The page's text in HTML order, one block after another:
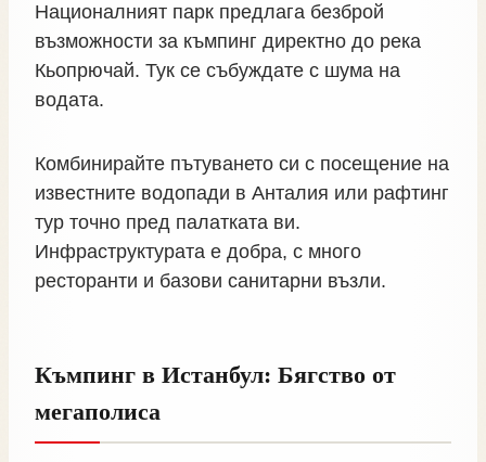
Националният парк предлага безброй
възможности за къмпинг директно до река
Кьопрючай. Тук се събуждате с шума на
водата.
Комбинирайте пътуването си с посещение на
известните водопади в Анталия или рафтинг
тур точно пред палатката ви.
Инфраструктурата е добра, с много
ресторанти и базови санитарни възли.
Къмпинг в Истанбул: Бягство от
мегаполиса